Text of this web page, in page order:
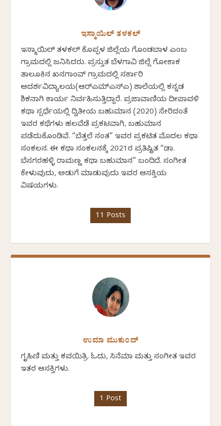
ಇಸ್ಮಾಯಿಲ್ ತಳಕಲ್
ಇಸ್ಮಾಯಿಲ್ ತಳಕಲ್ ಕೊಪ್ಪಳ ಜಿಲ್ಲೆಯ ಗೊಂಡಬಾಳ ಎಂಬ
ಗ್ರಾಮದಲ್ಲಿ ಜನಿಸಿದರು. ಪ್ರಸ್ತುತ ಬೆಳಗಾವಿ ಜಿಲ್ಲೆ ಗೋಕಾಕ
ತಾಲೂಕಿನ ಖನಗಾಂವ್ ಗ್ರಾಮದಲ್ಲಿ ಸರ್ಕಾರಿ
ಆದರ್ಶವಿದ್ಯಾಲಯ(ಆರ್‍ಎಮ್‍ಎಸ್‍ಎ) ಶಾಲೆಯಲ್ಲಿ ಕನ್ನಡ
ಶಿಕ್ಷಕನಾಗಿ ಕಾರ್ಯ ನಿರ್ವಹಿಸುತ್ತಿದ್ದಾರೆ. ಪ್ರಜಾವಾಣಿಯ ದೀಪಾವಳಿ
ಕಥಾ ಸ್ಪರ್ಧೆಯಲ್ಲಿ ದ್ವಿತೀಯ ಬಹುಮಾನ (2020) ಸೇರಿದಂತೆ
ಇವರ ಕಥೆಗಳು ಹಲವೆಡೆ ಪ್ರಕಟವಾಗಿ, ಬಹುಮಾನ
ಪಡೆದುಕೊಂಡಿವೆ. “ಬೆತ್ತಲೆ ಸಂತ” ಇವರ ಪ್ರಕಟಿತ ಮೊದಲ ಕಥಾ
ಸಂಕಲನ. ಈ ಕಥಾ ಸಂಕಲನಕ್ಕೆ 2021ರ ಪ್ರತಿಷ್ಟಿತ “ಡಾ.
ಬೆಸಗರಹಳ್ಳಿ ರಾಮಣ್ಣ ಕಥಾ ಬಹುಮಾನ” ಬಂದಿದೆ. ಸಂಗೀತ
ಕೇಳುವುದು, ಅಡುಗೆ ಮಾಡುವುದು ಇವರ ಆಸಕ್ತಿಯ
ವಿಷಯಗಳು.
11 Posts
ಉಮಾ ಮುಕುಂದ್
ಗೃಹಿಣಿ ಮತ್ತು ಕವಯಿತ್ರಿ. ಓದು, ಸಿನೆಮಾ ಮತ್ತು ಸಂಗೀತ ಇವರ
ಇತರ ಆಸಕ್ತಿಗಳು.
1 Post